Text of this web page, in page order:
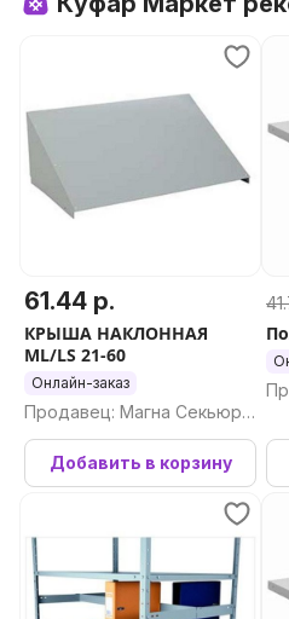
61.44 р.
КРЫША НАКЛОННАЯ
ML/LS 21-60
Онлайн-заказ
Продавец: Магна Секьюри
ти ООО
Добавить в корзину